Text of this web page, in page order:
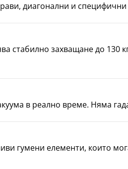
диагонални и
стабилно захващане до
в реално време. Няма
гумени елементи, които